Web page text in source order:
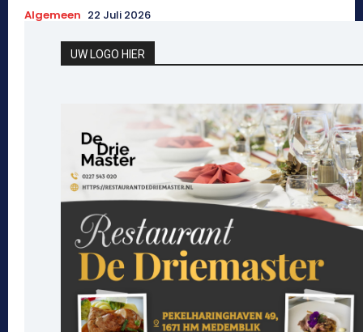
Algemeen 22 Juli 2026
UW LOGO HIER